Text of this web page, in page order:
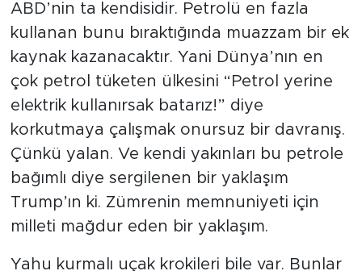
ABD’nin ta kendisidir. Petrolü en fazla
kullanan bunu bıraktığında muazzam bir ek
kaynak kazanacaktır. Yani Dünya’nın en
çok petrol tüketen ülkesini “Petrol yerine
elektrik kullanırsak batarız!” diye
korkutmaya çalışmak onursuz bir davranış.
Çünkü yalan. Ve kendi yakınları bu petrole
bağımlı diye sergilenen bir yaklaşım
Trump’ın ki. Zümrenin memnuniyeti için
milleti mağdur eden bir yaklaşım.
Yahu kurmalı uçak krokileri bile var. Bunlar